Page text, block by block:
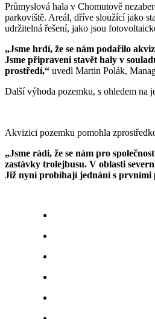
Průmyslová hala v Chomutově
parkoviště. Areál, dříve sloužící jako
udržitelná řešení, jako jsou
„Jsme hrdí, že se nám podařilo
Jsme připraveni stavět haly v
prostředí,“ uvedl Martin Polák,
Další výhoda pozemku, s ohledem na
Akvizici pozemku pomohla
„Jsme rádi, že se nám pro
zastávky trolejbusu. V oblasti
Již nyní probíhají jednání s prvními